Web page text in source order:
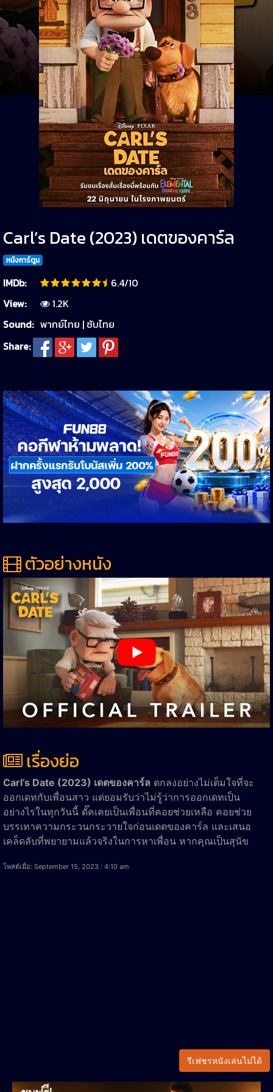
Carl’s Date (2023) เดตของคาร์ล
หนังการ์ตูน
IMDb:
6.4/10
View:
1.2K
Sound: พากย์ไทย | ซับไทย
Share:
ตัวอย่างหนัง
เรื่องย่อ
Carl’s Date (2023) เดตของคาร์ล ตกลงอย่างไม่เต็มใจที่จะ
ออกเดทกับเพื่อนสาว แต่ยอมรับว่าไม่รู้ว่าการออกเดทเป็น
อย่างไรในทุกวันนี้ ดั๊คเคยเป็นเพื่อนที่คอยช่วยเหลือ คอยช่วย
บรรเทาความกระวนกระวายใจก่อนเดตของคาร์ล และเสนอ
เคล็ดลับที่พยายามแล้วจริงในการหาเพื่อน หากคุณเป็นสุนัข
โพสต์เมื่อ: September 15, 2023 : 4:10 am
รีเฟชรหนังเล่นไม่ได้